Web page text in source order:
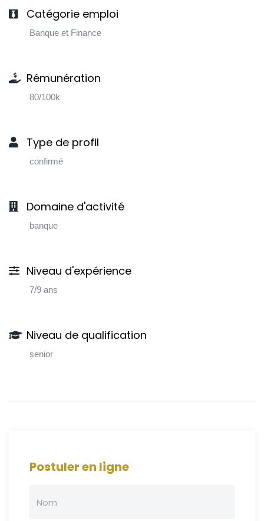
Catégorie emploi
Banque et Finance
Rémunération
80/100k
Type de profil
confirmé
Domaine d'activité
banque
Niveau d'expérience
7/9 ans
Niveau de qualification
senior
Postuler en ligne